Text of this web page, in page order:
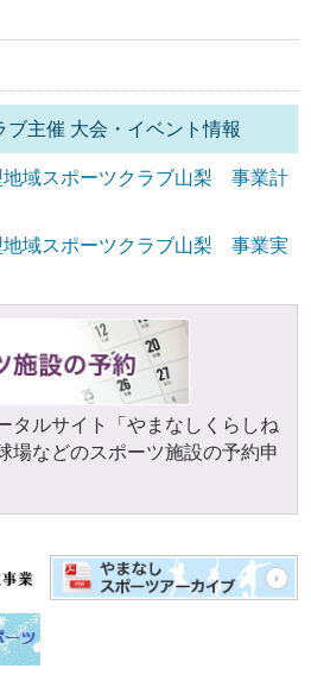
主催 大会・イベント情報
域スポーツクラブ山梨 事業計
域スポーツクラブ山梨 事業実
タルサイト「やまなしくらしね
場などのスポーツ施設の予約申